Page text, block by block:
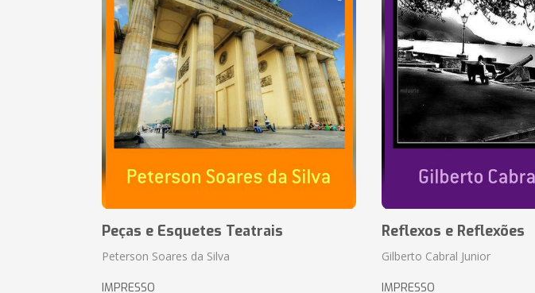
Peças e Esquetes Teatrais
Peterson Soares da Silva
IMPRESSO
Reflexos e Reflexões
Gilberto Cabral Junior
IMPRESSO